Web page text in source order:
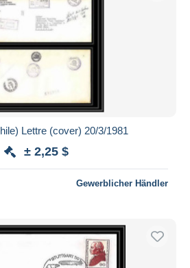
Lettre (cover) 20/3/1981
± 2,25 $
Gewerblicher Händler